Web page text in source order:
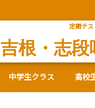
定期テ
吉根・志
中学生クラス 高校